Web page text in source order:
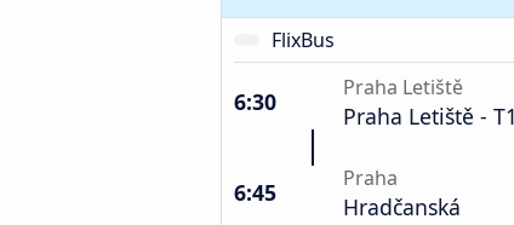
FlixBus
6:30 Praha Letiště
Praha Letiště -
6:45 Praha
Hradčanská